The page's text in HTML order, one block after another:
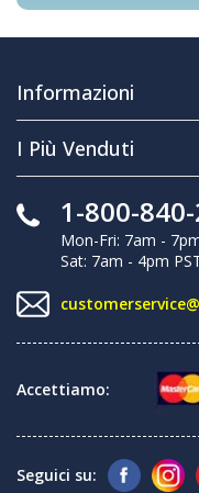
Informazioni
I Più Venduti
1-800-
Mon-Fri: 7am -
Sat: 7am - 4pm
Accettiamo:
Seguici su: